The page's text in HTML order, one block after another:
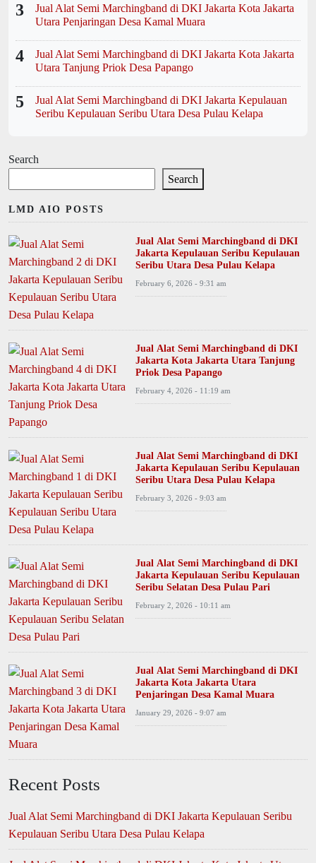
3
Jual Alat Semi Marchingband di DKI Jakarta Kota Jakarta
Utara Penjaringan Desa Kamal Muara
4
Jual Alat Semi Marchingband di DKI Jakarta Kota Jakarta
Utara Tanjung Priok Desa Papango
5
Jual Alat Semi Marchingband di DKI Jakarta Kepulauan
Seribu Kepulauan Seribu Utara Desa Pulau Kelapa
Search
Search
LMD AIO POSTS
Jual Alat Semi Marchingband di DKI
Jakarta Kepulauan Seribu Kepulauan
Seribu Utara Desa Pulau Kelapa
February 6, 2026 - 9:31 am
Jual Alat Semi Marchingband di DKI
Jakarta Kota Jakarta Utara Tanjung
Priok Desa Papango
February 4, 2026 - 11:19 am
Jual Alat Semi Marchingband di DKI
Jakarta Kepulauan Seribu Kepulauan
Seribu Utara Desa Pulau Kelapa
February 3, 2026 - 9:03 am
Jual Alat Semi Marchingband di DKI
Jakarta Kepulauan Seribu Kepulauan
Seribu Selatan Desa Pulau Pari
February 2, 2026 - 10:11 am
Jual Alat Semi Marchingband di DKI
Jakarta Kota Jakarta Utara
Penjaringan Desa Kamal Muara
January 29, 2026 - 9:07 am
Recent Posts
Jual Alat Semi Marchingband di DKI Jakarta Kepulauan Seribu
Kepulauan Seribu Utara Desa Pulau Kelapa